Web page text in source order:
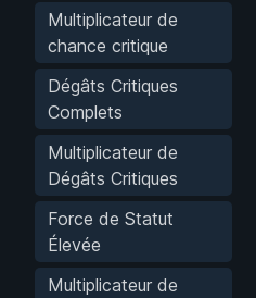
Multiplicateur de
chance critique
Dégâts Critiques
Complets
Multiplicateur de
Dégâts Critiques
Force de Statut
Élevée
Multiplicateur de